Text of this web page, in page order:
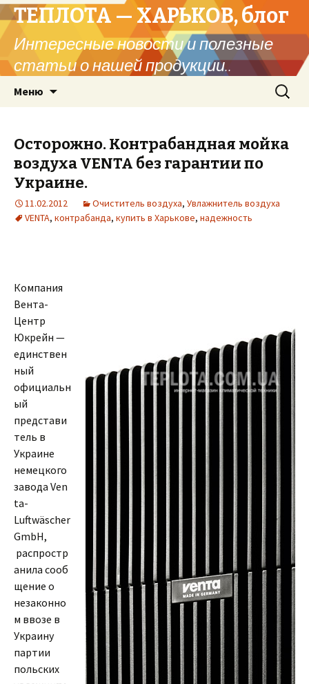
ТЕПЛОТА — ХАРЬКОВ, блог
Интересные новости и полезные
статьи о нашей продукции..
Меню Найти:
Осторожно. Контрабандная мойка
воздуха VENTA без гарантии по
Украине.
11.02.2012 Очиститель воздуха, Увлажнитель воздуха
VENTA, контрабанда, купить в Харькове, надежность
Компания
Вента-
Центр
Юкрейн —
единствен
ный
официальн
ый
представи
тель в
Украине
немецкого
завода Ven
ta-
Luftwäscher
GmbH,
распростр
анила сооб
щение о
незаконно
м ввозе в
Украину
партии
польских